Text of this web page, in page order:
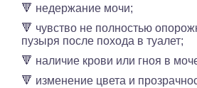
🔻 недержание мочи;
🔻 чувство не полностью
пузыря после похода в туалет;
🔻 наличие крови или гноя в
🔻 изменение цвета и